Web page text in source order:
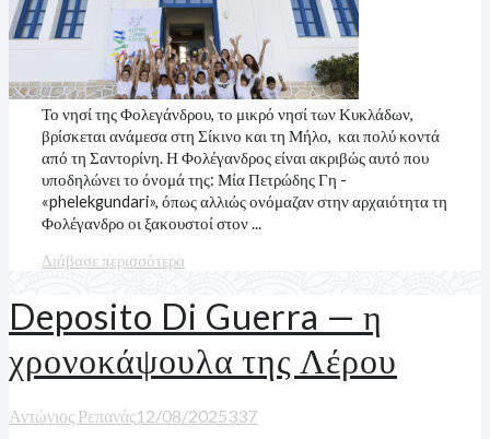
Το νησί της Φολεγάνδρου, το μικρό νησί των Κυκλάδων,
βρίσκεται ανάμεσα στη Σίκινο και τη Μήλο, και πολύ κοντά
από τη Σαντορίνη. Η Φολέγανδρος είναι ακριβώς αυτό που
υποδηλώνει το όνομά της: Μία Πετρώδης Γη -
«phelekgundari», όπως αλλιώς ονόμαζαν στην αρχαιότητα τη
Φολέγανδρο οι ξακουστοί στον ...
Διάβασε περισσότερα
Deposito Di Guerra — η
χρονοκάψουλα της Λέρου
Αντώνιος Ρεπανάς12/08/2025337